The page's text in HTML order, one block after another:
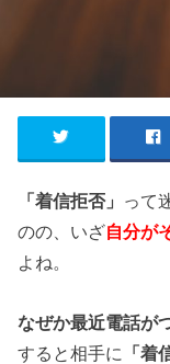
「着信拒否」 って
のの、いざ自分が
よね。
なぜか最近電話が
すると相手に
「着